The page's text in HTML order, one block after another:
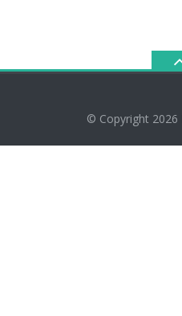
© Copyright 2026